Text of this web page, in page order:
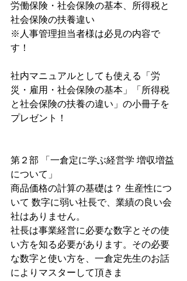
労働保険・社会保険の基本、所得税と
社会保険の扶養違い
※人事管理担当者様は必見の内容で
す！
社内マニュアルとしても使える「労
災・雇用・社会保険の基本」「所得税
と社会保険の扶養の違い」の小冊子を
プレゼント！
第２部 「一倉定に学ぶ経営学 増収増益
について」
商品価格の計算の基礎は？ 生産性につ
いて 数字に弱い社長で、業績の良い会
社はありません。
社長は事業経営に必要な数字とその使
い方を知る必要があります。その必要
な数字と使い方を、一倉定先生のお話
によりマスターして頂きま